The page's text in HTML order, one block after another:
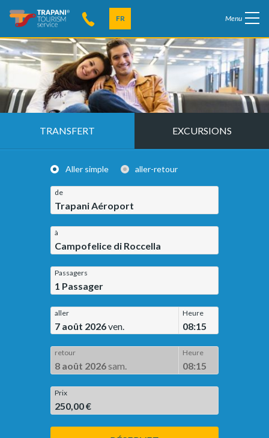
FR Menu
TRANSFERT EXCURSIONS
Aller simple aller-retour
de
Trapani Aéroport
à
Campofelice di Roccella
Passagers
1 Passager
aller
7 août 2026ven.
Heure
08:15
retour
8 août 2026sam.
Heure
08:15
Prix
250,00 €